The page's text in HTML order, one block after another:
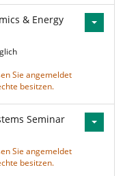
& Energy
Sie angemeldet
besitzen.
Seminar
Sie angemeldet
besitzen.